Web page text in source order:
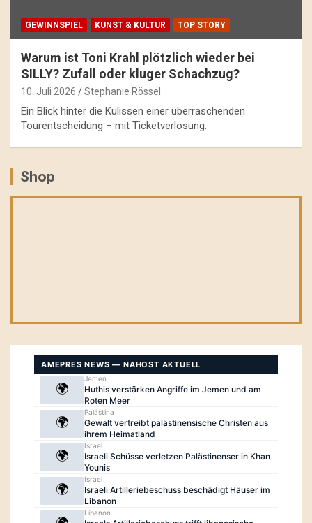
GEWINNSPIEL KUNST & KULTUR TOP STORY
Warum ist Toni Krahl plötzlich wieder bei
SILLY? Zufall oder kluger Schachzug?
10. Juli 2026 Stephanie Rössel
Ein Blick hinter die Kulissen einer überraschenden
Tourentscheidung – mit Ticketverlosung.
Shop